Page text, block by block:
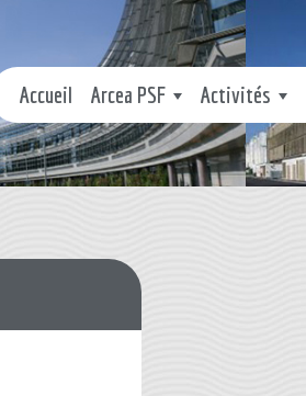
Accueil Arcea PSF Activités